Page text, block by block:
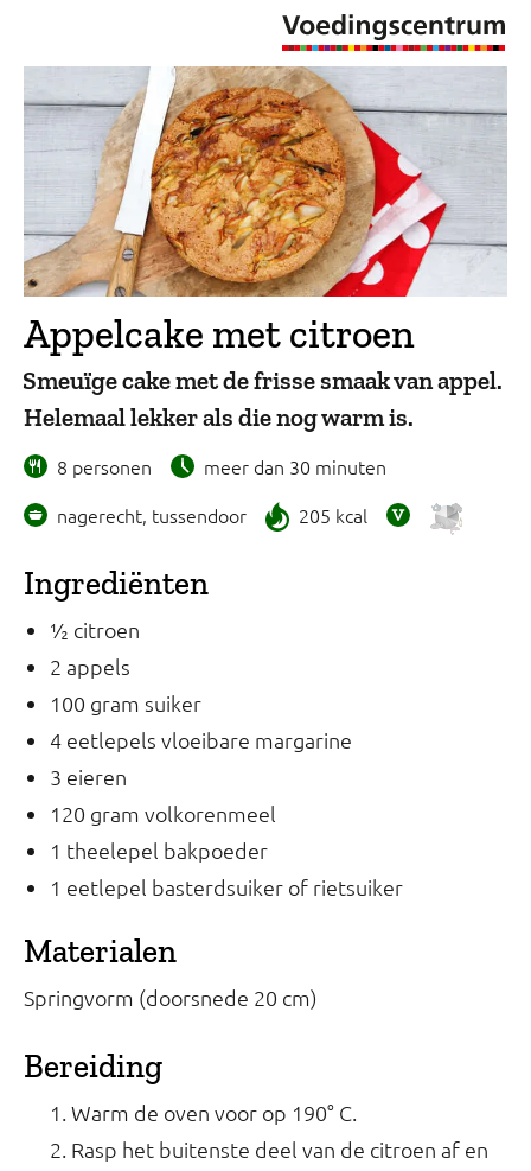
Appelcake met citroen
Smeuïge cake met de frisse smaak van appel.
Helemaal lekker als die nog warm is.
8 personen
meer dan 30 minuten
nagerecht, tussendoor
205 kcal
Ingrediënten
½ citroen
2 appels
100 gram suiker
4 eetlepels vloeibare margarine
3 eieren
120 gram volkorenmeel
1 theelepel bakpoeder
1 eetlepel basterdsuiker of rietsuiker
Materialen
Springvorm (doorsnede 20 cm)
Bereiding
Warm de oven voor op 190° C.
Rasp het buitenste deel van de citroen af en